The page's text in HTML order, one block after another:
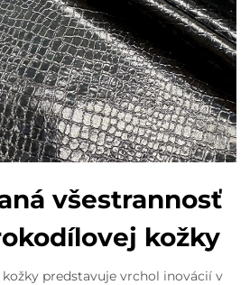
všestrannosť
kožky
predstavuje vrchol inovácií v